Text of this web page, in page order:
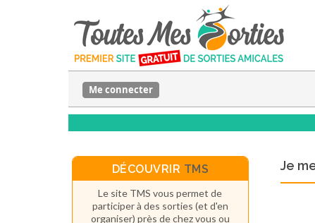
Me connecter
Je
DÉCOUVRIR TMS
Le site TMS vous permet de
participer à des sorties (et d'en
organiser) près de chez vous ou